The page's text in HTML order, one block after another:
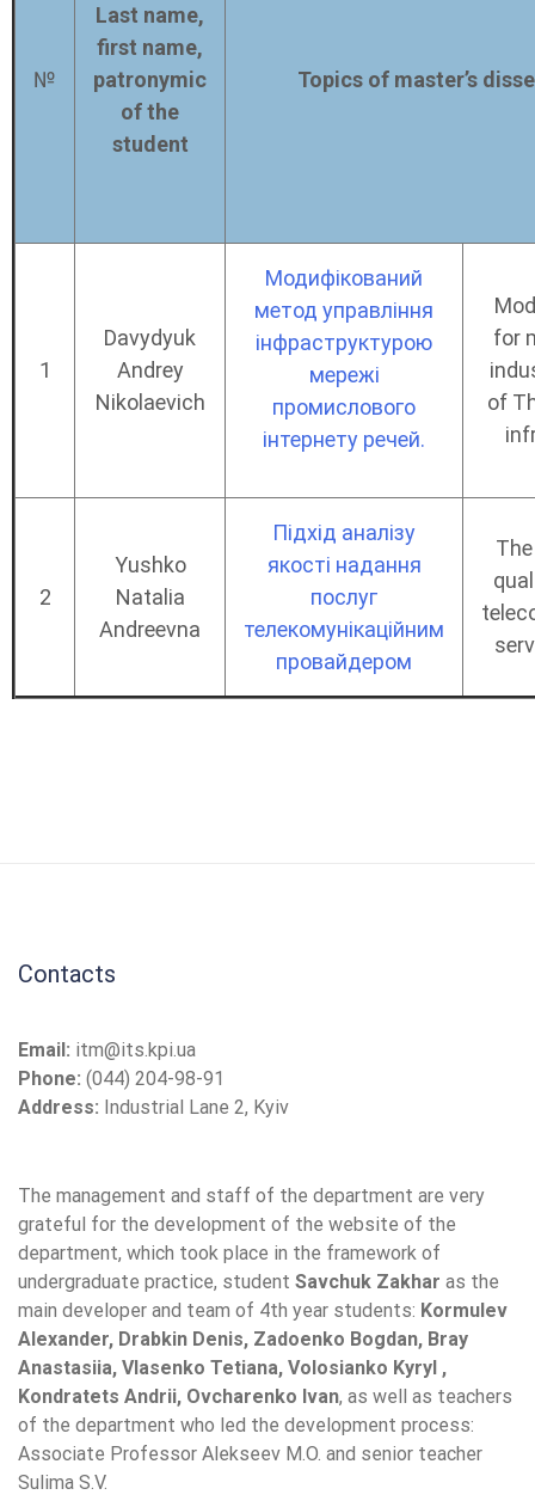
№
Last name,
first name,
patronymic
of the
student
Topics of master’s
1
Davydyuk
Andrey
Nikolaevich
Модифікований
метод управління
інфраструктурою
мережі
промислового
інтернету речей.
for
of
2
Yushko
Natalia
Andreevna
Підхід аналізу
якості надання
послуг
телекомунікаційним
провайдером
Contacts
Email: itm@its.kpi.ua
Phone: (044) 204-98-91
Address: Industrial Lane 2, Kyiv
The management and staff of the department are very
grateful for the development of the website of the
department, which took place in the framework of
undergraduate practice, student Savchuk Zakhar as the
main developer and team of 4th year students: Kormulev
Alexander, Drabkin Denis, Zadoenko Bogdan, Bray
Anastasiia, Vlasenko Tetiana, Volosianko Kyryl ,
Kondratets Andrii, Ovcharenko Ivan, as well as teachers
of the department who led the development process:
Associate Professor Alekseev M.O. and senior teacher
Sulima S.V.